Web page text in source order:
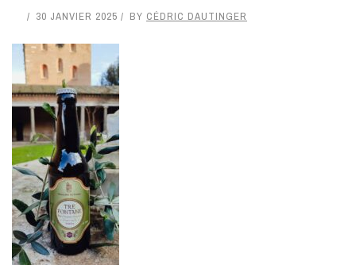
30 JANVIER 2025 BY CÉDRIC DAUTINGER